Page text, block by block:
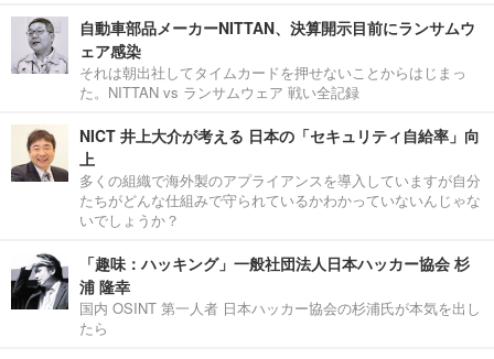
自動車部品メーカーNITTAN、決算開示目前にランサムウ
ェア感染
それは朝出社してタイムカードを押せないことからはじまっ
た。NITTAN vs ランサムウェア 戦い全記録
NICT 井上大介が考える 日本の「セキュリティ自給率」向
上
多くの組織で海外製のアプライアンスを導入していますが自分
たちがどんな仕組みで守られているかわかっていないんじゃな
いでしょうか？
「趣味：ハッキング」一般社団法人日本ハッカー協会 杉
浦 隆幸
国内 OSINT 第一人者 日本ハッカー協会の杉浦氏が本気を出し
たら